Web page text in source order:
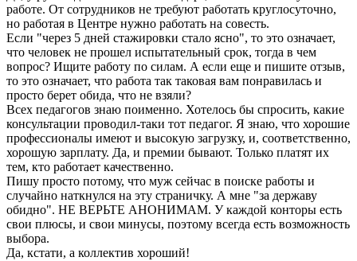
работе. От сотрудников не требуют работать круглосуточно,
но работая в Центре нужно работать на совесть.
Если "через 5 дней стажировки стало ясно", то это означает,
что человек не прошел испытательный срок, тогда в чем
вопрос? Ищите работу по силам. А если еще и пишите отзыв,
то это означает, что работа так таковая вам понравилась и
просто берет обида, что не взяли?
Всех педагогов знаю поименно. Хотелось бы спросить, какие
консультации проводил-таки тот педагог. Я знаю, что хорошие
профессионалы имеют и высокую загрузку, и, соответственно,
хорошую зарплату. Да, и премии бывают. Только платят их
тем, кто работает качественно.
Пишу просто потому, что муж сейчас в поиске работы и
случайно наткнулся на эту страничку. А мне "за державу
обидно". НЕ ВЕРЬТЕ АНОНИМАМ. У каждой конторы есть
свои плюсы, и свои минусы, поэтому всегда есть возможность
выбора.
Да, кстати, а коллектив хороший!